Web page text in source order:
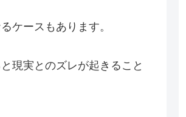
ケースもあります。
現実とのズレが起きること